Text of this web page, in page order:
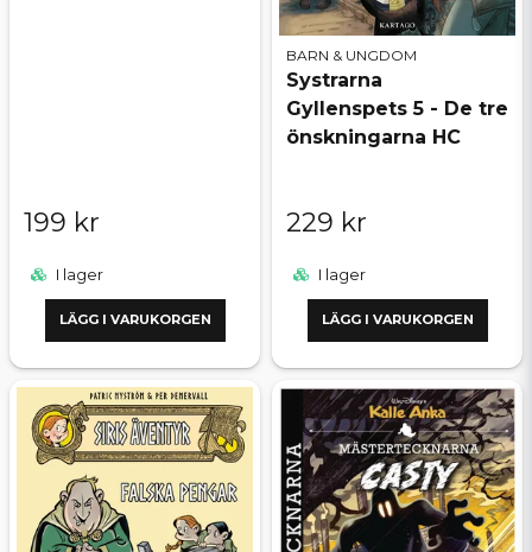
199 kr
I lager
LÄGG I VARUKORGEN
BARN & UNGDOM
Systrarna
Gyllenspets 5 - De tre
önskningarna HC
229 kr
I lager
LÄGG I VARUKORGEN